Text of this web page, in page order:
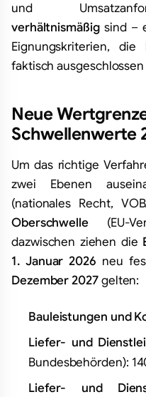
und
verhältnismäßigsind –
Eignungskriterien,
faktisch
Neue
Schwellenwerte
Um das richtige
zwei Ebenen
(nationales Recht,
Oberschwelle(EU-
dazwischen ziehen die
1. Januar 2026 neu
Dezember 2027gelten:
Bauleistungen und
Liefer- und
Bundesbehörden):
Liefer- und